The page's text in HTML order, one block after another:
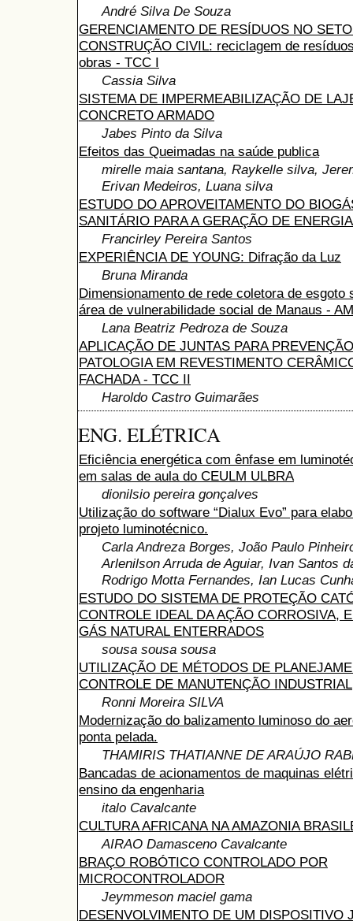
André Silva De Souza
GERENCIAMENTO DE RESÍDUOS NO
CONSTRUÇÃO CIVIL: reciclagem de
obras - TCC I
Cassia Silva
SISTEMA DE IMPERMEABILIZAÇÃO DE
CONCRETO ARMADO
Jabes Pinto da Silva
Efeitos das Queimadas na saúde publica
mirelle maia santana, Raykelle silva,
Erivan Medeiros, Luana silva
ESTUDO DO APROVEITAMENTO DO
SANITÁRIO PARA A GERAÇÃO DE ENERGIA
Francirley Pereira Santos
EXPERIÊNCIA DE YOUNG: Difração da Luz
Bruna Miranda
Dimensionamento de rede coletora de esgoto
área de vulnerabilidade social de Manaus - AM
Lana Beatriz Pedroza de Souza
APLICAÇÃO DE JUNTAS PARA
PATOLOGIA EM REVESTIMENTO
FACHADA - TCC II
Haroldo Castro Guimarães
ENG. ELÉTRICA
Eficiência energética com ênfase em
em salas de aula do CEULM ULBRA
dionilsio pereira gonçalves
Utilização do software “Dialux Evo” para
projeto luminotécnico.
Carla Andreza Borges, João Paulo
Arlenilson Arruda de Aguiar, Ivan Santos
Rodrigo Motta Fernandes, Ian Lucas
ESTUDO DO SISTEMA DE PROTEÇÃO
CONTROLE IDEAL DA AÇÃO CORROSIVA,
GÁS NATURAL ENTERRADOS
sousa sousa sousa
UTILIZAÇÃO DE MÉTODOS DE
CONTROLE DE MANUTENÇÃO INDUSTRIAL
Ronni Moreira SILVA
Modernização do balizamento luminoso do
ponta pelada.
THAMIRIS THATIANNE DE ARAÚJO
Bancadas de acionamentos de maquinas
ensino da engenharia
italo Cavalcante
CULTURA AFRICANA NA AMAZONIA
AIRAO Damasceno Cavalcante
BRAÇO ROBÓTICO CONTROLADO POR
MICROCONTROLADOR
Jeymmeson maciel gama
DESENVOLVIMENTO DE UM DISPOSITIVO